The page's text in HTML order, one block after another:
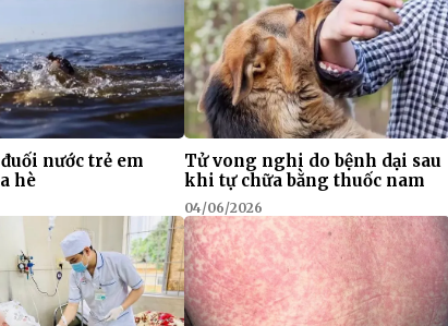
nước trẻ em
hè
Tử vong nghi do bệnh dại sau
khi tự chữa bằng thuốc nam
04/06/2026